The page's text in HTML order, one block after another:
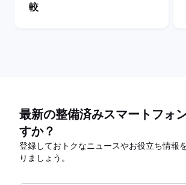
較
最新の整備済みスマートフォ
すか？
登録しておトクなニュースやお役立ち情報
りましょう。